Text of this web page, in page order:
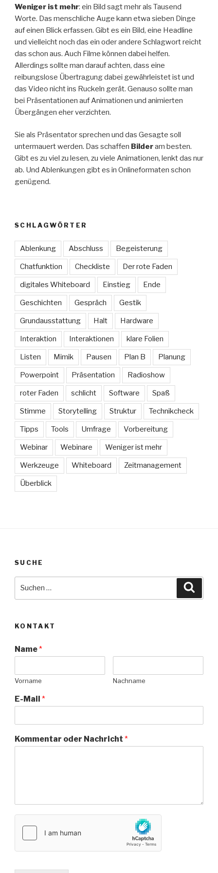
Weniger ist mehr: ein Bild sagt mehr als Tausend
Worte. Das menschliche Auge kann etwa sieben Dinge
auf einen Blick erfassen. Gibt es ein Bild, eine Headline
und vielleicht noch das ein oder andere Schlagwort reicht
das schon aus. Auch Filme können dabei helfen.
Allerdings sollte man darauf achten, dass eine
reibungslose Übertragung dabei gewährleistet ist und
das Video nicht ins Ruckeln gerät. Genauso sollte man
bei Präsentationen auf Animationen und animierten
Übergängen eher verzichten.
Sie als Präsentator sprechen und das Gesagte soll
untermauert werden. Das schaffen Bilderam besten.
Gibt es zu viel zu lesen, zu viele Animationen, lenkt das nur
ab. Und Ablenkungen gibt es in Onlineformaten schon
genügend.
SCHLAGWÖRTER
Ablenkung Abschluss Begeisterung
Chatfunktion Checkliste Der rote Faden
digitales Whiteboard Einstieg Ende
Geschichten Gespräch Gestik
Grundausstattung Halt Hardware
Interaktion Interaktionen klare Folien
Listen Mimik Pausen Plan B Planung
Powerpoint Präsentation Radioshow
roter Faden schlicht Software Spaß
Stimme Storytelling Struktur Technikcheck
Tipps Tools Umfrage Vorbereitung
Webinar Webinare Weniger ist mehr
Werkzeuge Whiteboard Zeitmanagement
Überblick
SUCHE
KONTAKT
Name*
Vorname Nachname
E-Mail *
Kommentar oder Nachricht *